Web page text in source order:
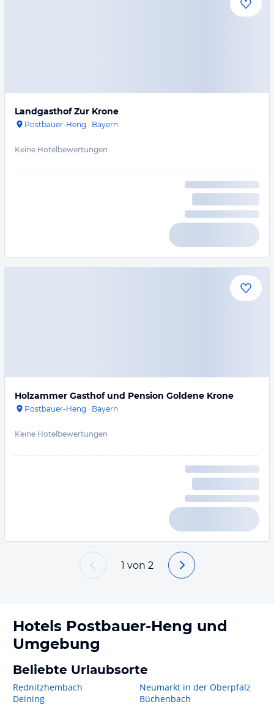
Landgasthof Zur Krone
Postbauer-Heng · Bayern
Keine Hotelbewertungen
Holzammer Gasthof und Pension Goldene Krone
Postbauer-Heng · Bayern
Keine Hotelbewertungen
1 von 2
Hotels Postbauer-Heng und
Umgebung
Beliebte Urlaubsorte
Rednitzhembach
Deining
Neumarkt in der Oberpfalz
Büchenbach